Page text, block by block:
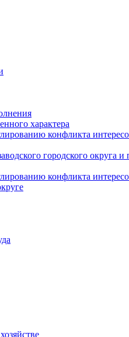
характера
конфликта
городского
конфликта